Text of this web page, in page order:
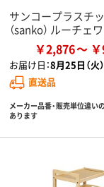
サンコープラスチ
（sanko） ルーチェ
￥2,876
お届け日：8月25日（火
直送品
メーカー品番・販売単位違い
あります